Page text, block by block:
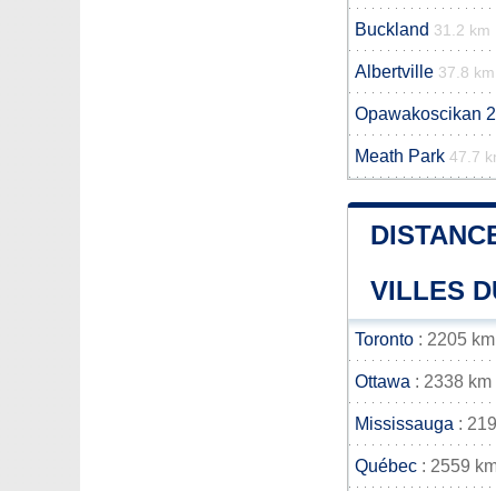
Buckland 31.2 km
Albertville 37.8 km
Opawakoscikan
Meath Park 47.7
VILLES
Toronto : 2205 km
Ottawa : 2338 km
Mississauga :
Québec : 2559